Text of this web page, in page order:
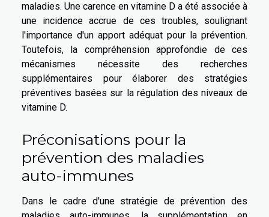
maladies. Une carence en vitamine D a été associée à
une incidence accrue de ces troubles, soulignant
l'importance d'un apport adéquat pour la prévention.
Toutefois, la compréhension approfondie de ces
mécanismes nécessite des recherches
supplémentaires pour élaborer des stratégies
préventives basées sur la régulation des niveaux de
vitamine D.
Préconisations pour la
prévention des maladies
auto-immunes
Dans le cadre d'une stratégie de prévention des